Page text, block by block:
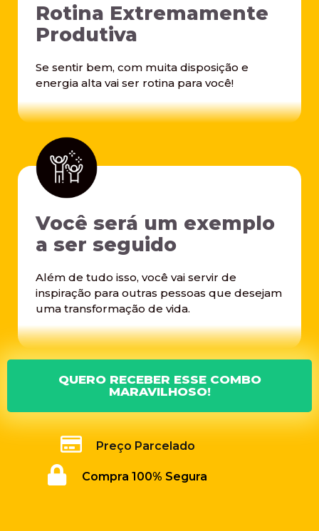
Rotina Extremamente
Produtiva
Se sentir bem, com muita disposição e
energia alta vai ser rotina para você!
Você será um exemplo
a ser seguido
Além de tudo isso, você vai servir de
inspiração para outras pessoas que desejam
uma transformação de vida.
QUERO RECEBER ESSE COMBO
MARAVILHOSO!
Preço Parcelado
Compra 100% Segura